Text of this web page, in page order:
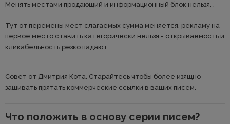
Менять местами продающий и информационный блок нельзя. .
Тут от перемены мест слагаемых сумма меняется, рекламу на
первое место ставить категорически нельзя - открываемость и
кликабельность резко падают.
Совет от Дмитрия Кота. Старайтесь чтобы более изящно
зашивать прятать коммерческие ссылки в ваших писем.
Что положить в основу серии писем?